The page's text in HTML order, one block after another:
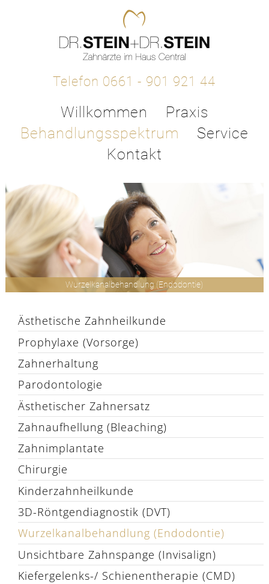
Telefon 0661 - 901 921 44
Willkommen
Praxis
Behandlungsspektrum
Service
Kontakt
Wurzelkanalbehandlung (Endodontie)
Ästhetische Zahnheilkunde
Prophylaxe (Vorsorge)
Zahnerhaltung
Parodontologie
Ästhetischer Zahnersatz
Zahnaufhellung (Bleaching)
Zahnimplantate
Chirurgie
Kinderzahnheilkunde
3D-Röntgendiagnostik (DVT)
Wurzelkanalbehandlung (Endodontie)
Unsichtbare Zahnspange (Invisalign)
Kiefergelenks-/ Schienentherapie (CMD)